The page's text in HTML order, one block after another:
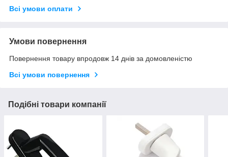
Всі умови оплати
Умови повернення
Повернення товару впродовж 14 днів за домовленістю
Всі умови повернення
Подібні товари компанії